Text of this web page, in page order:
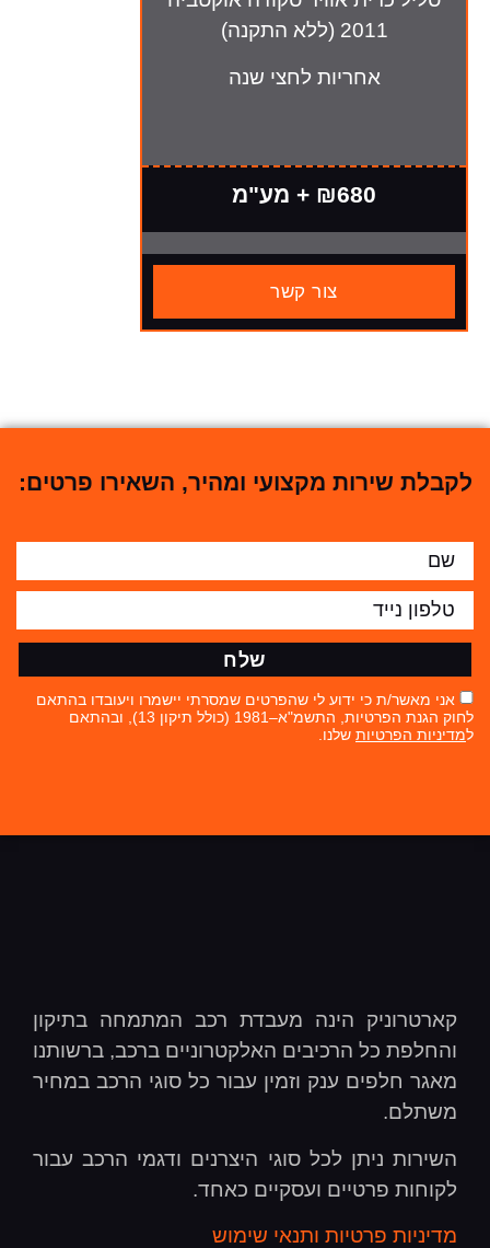
2011 (ללא התקנה)
אחריות לחצי שנה
₪680 + מע"מ
צור קשר
לקבלת שירות מקצועי ומהיר, השאירו פרטים:
אני מאשר/ת כי ידוע לי שהפרטים שמסרתי יישמרו ויעובדו בהתאם
לחוק הגנת הפרטיות, התשמ"א–1981 (כולל תיקון 13), ובהתאם
למדיניות הפרטיות שלנו.
שלח
קארטרוניק הינה מעבדת רכב המתמחה בתיקון
והחלפת כל הרכיבים האלקטרוניים ברכב, ברשותנו
מאגר חלפים ענק וזמין עבור כל סוגי הרכב במחיר
משתלם.
השירות ניתן לכל סוגי היצרנים ודגמי הרכב עבור
לקוחות פרטיים ועסקיים כאחד.
מדיניות פרטיות ותנאי שימוש